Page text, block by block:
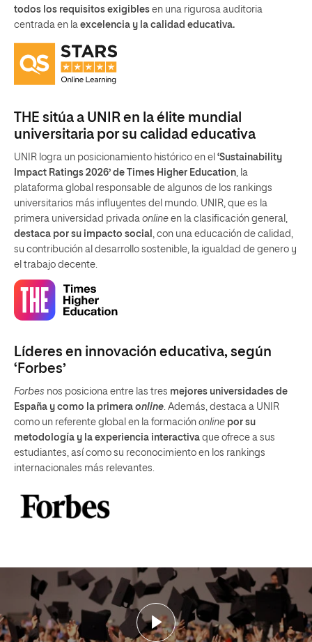
todos los requisitos exigibles en una rigurosa auditoria
centrada en la excelencia y la calidad educativa.
THE sitúa a UNIR en la élite mundial
universitaria por su calidad educativa
UNIR logra un posicionamiento histórico en el ‘Sustainability
Impact Ratings 2026’ de Times Higher Education, la
plataforma global responsable de algunos de los rankings
universitarios más influyentes del mundo. UNIR, que es la
primera universidad privada online en la clasificación general,
destaca por su impacto social , con una educación de calidad,
su contribución al desarrollo sostenible, la igualdad de genero y
el trabajo decente.
Líderes en innovación educativa, según
‘Forbes’
Forbes nos posiciona entre las tres mejores universidades de
España y como la primera online. Además, destaca a UNIR
como un referente global en la formación online por su
metodología y la experiencia interactiva que ofrece a sus
estudiantes, así como su reconocimiento en los rankings
internacionales más relevantes.